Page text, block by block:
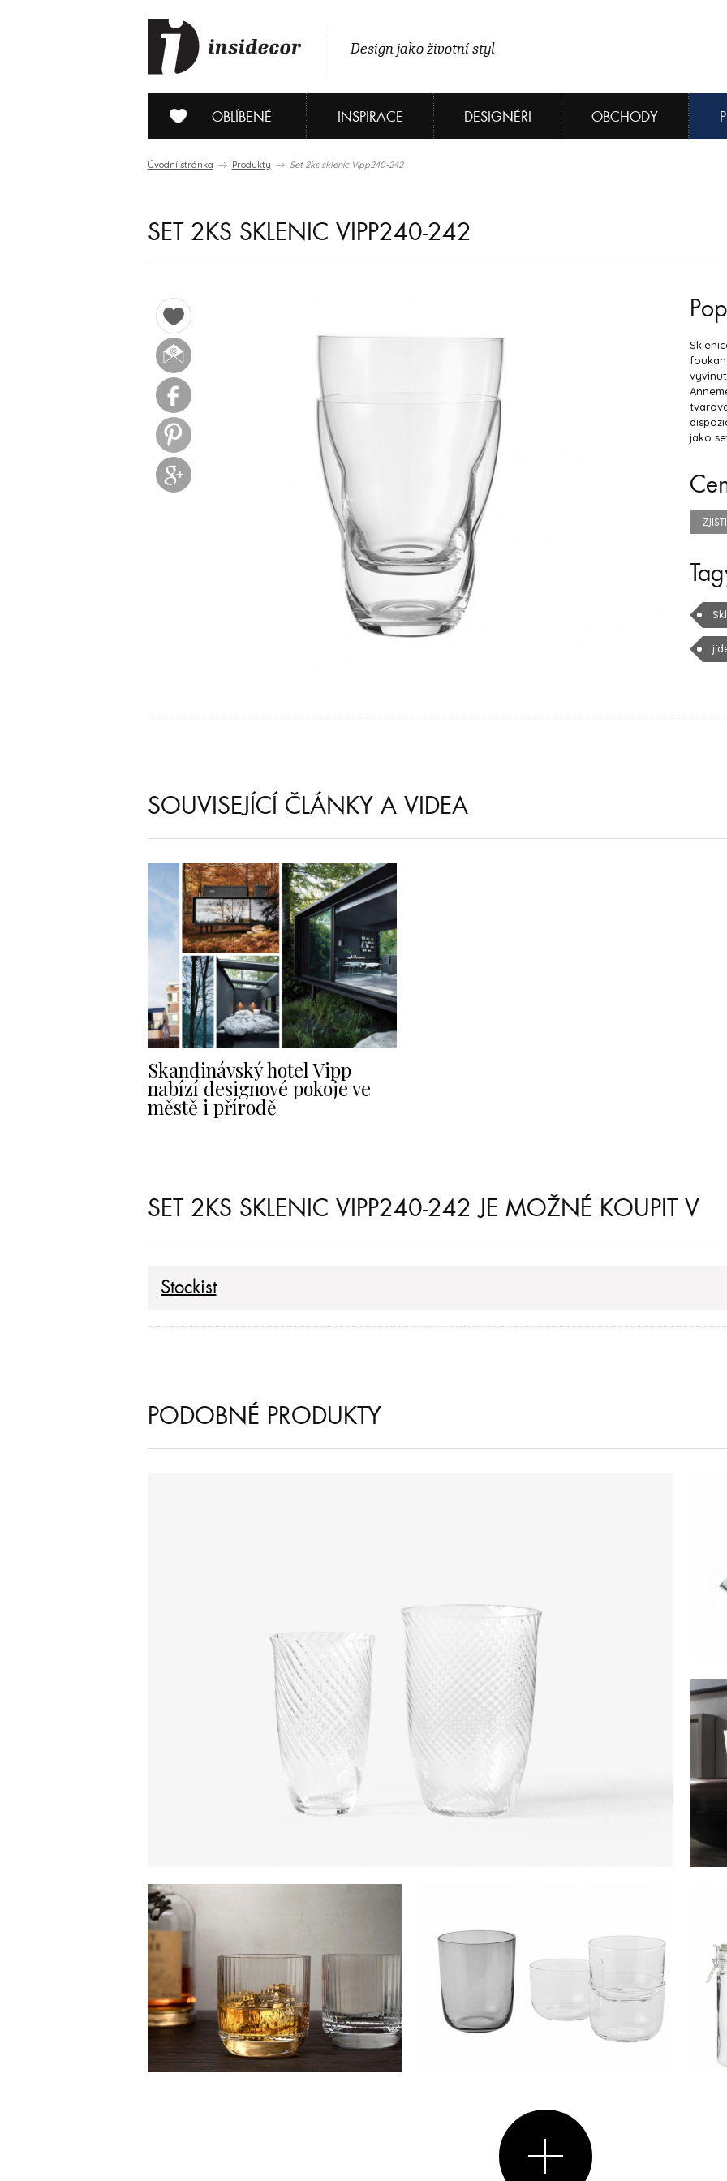
Design jako životní styl
OBLÍBENÉ INSPIRACE DESIGNÉŘI OBCHODY
Úvodní stránka Produkty Set 2ks sklenic Vipp240-242
SET 2KS SKLENIC VIPP240-242
jako
SOUVISEJÍCÍ ČLÁNKY A VIDEA
Skandinávský hotel Vipp
nabízí designové pokoje ve
městě i přírodě
SET 2KS SKLENIC VIPP240-242 JE MOŽNÉ KOUPIT V
Stockist
PODOBNÉ PRODUKTY